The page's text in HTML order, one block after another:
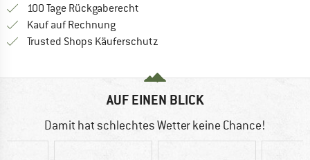
100 Tage Rückgaberecht
Kauf auf RechnungFinde die Zahlungs-Infos hier! Öffnet
Trusted Shops Käuferschutz
AUF EINEN BLICK
Damit hat schlechtes Wetter keine Chance!